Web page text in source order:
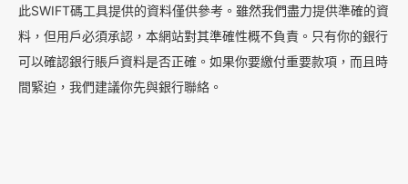
此SWIFT碼工具提供的資料僅供參考。雖然我們盡力提供準確的資
料，但用戶必須承認，本網站對其準確性概不負責。只有你的銀行
可以確認銀行賬戶資料是否正確。如果你要繳付重要款項，而且時
間緊迫，我們建議你先與銀行聯絡。